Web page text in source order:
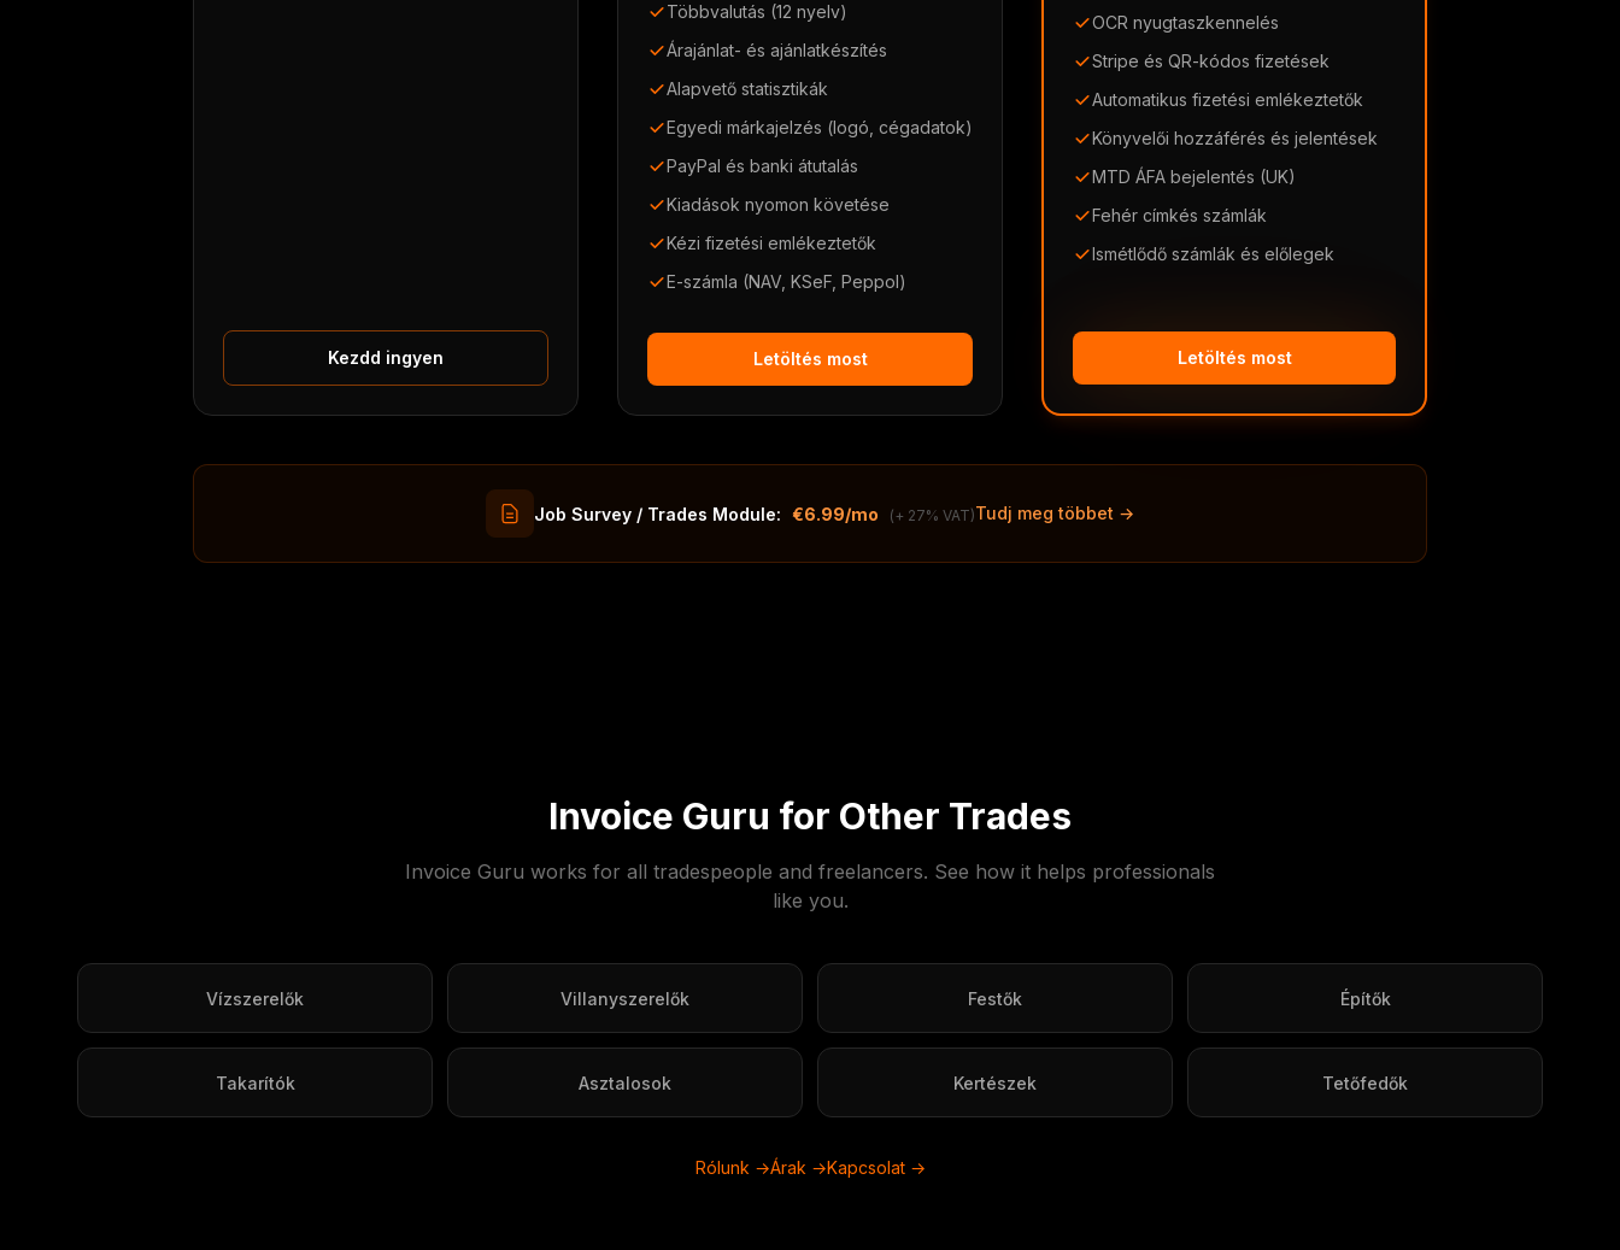
Kezdd ingyen
Többvalutás (12 nyelv)
Árajánlat- és ajánlatkészítés
Alapvető statisztikák
Egyedi márkajelzés (logó, cégadatok)
PayPal és banki átutalás
Kiadások nyomon követése
Kézi fizetési emlékeztetők
E-számla (NAV, KSeF, Peppol)
Letöltés most
OCR nyugtaszkennelés
Stripe és QR-kódos fizetések
Automatikus fizetési emlékeztetők
Könyvelői hozzáférés és jelentések
MTD ÁFA bejelentés (UK)
Fehér címkés számlák
Ismétlődő számlák és előlegek
Letöltés most
Job Survey / Trades Module: €6.99/mo (+ 27% VAT)Tudj meg többet →
Invoice Guru for Other Trades
Invoice Guru works for all tradespeople and freelancers. See how it helps professionals
like you.
Vízszerelők Villanyszerelők Festők Építők
Takarítók Asztalosok Kertészek Tetőfedők
Rólunk →Árak →Kapcsolat →